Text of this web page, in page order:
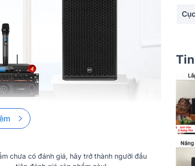
chưa có đánh giá, hãy trở thành người đầu